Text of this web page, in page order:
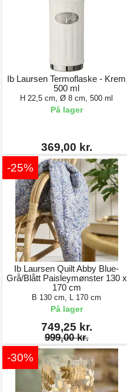
Ib Laursen Termoflaske - Krem
500 ml
H 22,5 cm, Ø 8 cm, 500 ml
På lager
369,00 kr.
-25%
Ib Laursen Quilt Abby Blue-
Grå/Blått Paisleymønster 130 x
170 cm
B 130 cm, L 170 cm
På lager
749,25 kr.
999,00 kr.
-30%